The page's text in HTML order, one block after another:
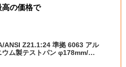
高の価格で
ANSI Z21.1:24 準拠 6063 アル
ウム製テストパン φ178mm/